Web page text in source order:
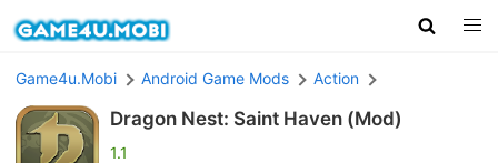
Game4u.Mobi Android Game Mods Action
Dragon Nest: Saint Haven (Mod)
1.1